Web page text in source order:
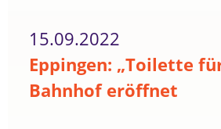
15.09.2022
Eppingen: „Toilette
Bahnhof eröffnet